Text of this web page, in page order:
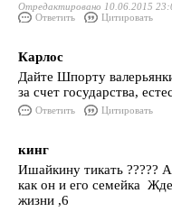
Отредактировано 10.06.2015
Ответить
Цитировать
Карлос
Дайте Шпорту
за счет государства,
Ответить Цитировать
кинг
Ишайкину тикать ?????
как он и его семейка
жизни ,6